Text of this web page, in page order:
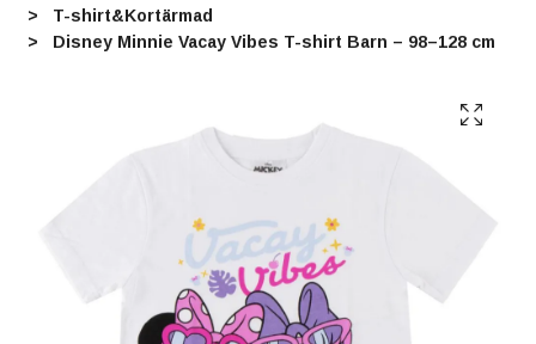
T-shirt&Kortärmad
Disney Minnie Vacay Vibes T-shirt Barn – 98–128 cm